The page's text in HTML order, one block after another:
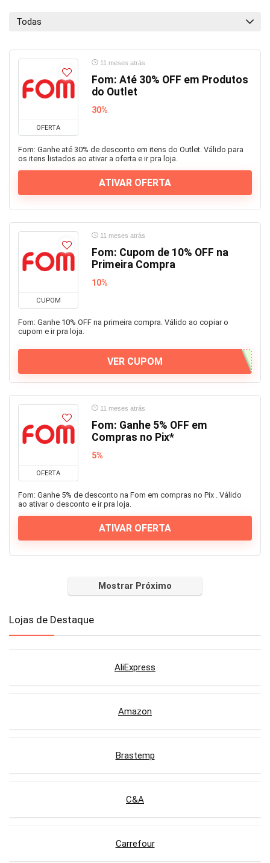
Todas
OFERTA
11 meses atrás
Fom: Até 30% OFF em Produtos
do Outlet
30%
Fom: Ganhe até 30% de desconto em itens do Outlet. Válido para
os itens listados ao ativar a oferta e ir pra loja.
ATIVAR OFERTA
CUPOM
11 meses atrás
Fom: Cupom de 10% OFF na
Primeira Compra
10%
Fom: Ganhe 10% OFF na primeira compra. Válido ao copiar o
cupom e ir pra loja.
VER CUPOM
OFERTA
11 meses atrás
Fom: Ganhe 5% OFF em
Compras no Pix*
5%
Fom: Ganhe 5% de desconto na Fom em compras no Pix . Válido
ao ativar o desconto e ir pra loja.
ATIVAR OFERTA
Mostrar Próximo
Lojas de Destaque
AliExpress
Amazon
Brastemp
C&A
Carrefour